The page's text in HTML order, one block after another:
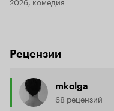
Рецензии
mkolga
68 рецензий